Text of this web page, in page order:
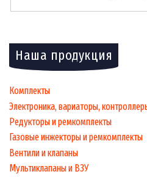
Наша продукция
Комплекты
Электроника, вариаторы,
Редукторы и ремкомплекты
Газовые инжекторы и ремкомплекты
Вентили и клапаны
Мультиклапаны и ВЗУ